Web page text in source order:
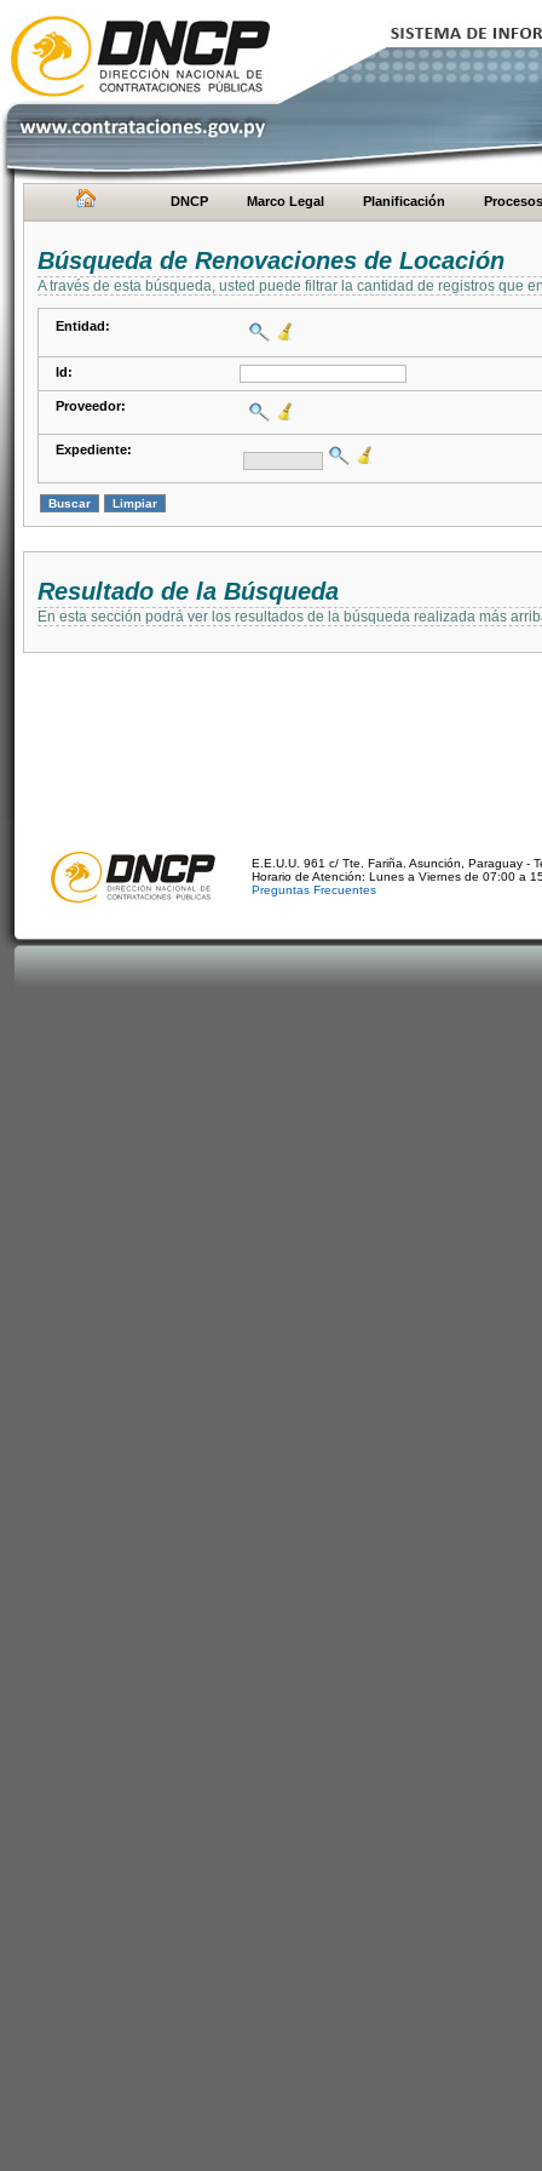
DNCP Marco Legal Planificación Procesos
Búsqueda de Renovaciones de Locación
A través de esta búsqueda, usted puede filtrar la cantidad de registros que
Entidad:
Id:
Proveedor:
Expediente:
Resultado de la Búsqueda
En esta sección podrá ver los resultados de la búsqueda realizada más
E.E.U.U. 961 c/ Tte. Fariña. Asunción, Paraguay -
Horario de Atención: Lunes a Viernes de 07:00 a
Preguntas Frecuentes